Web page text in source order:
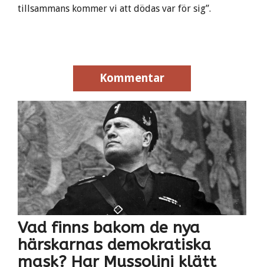
tillsammans kommer vi att dödas var för sig”.
Kommentar
Kommentar
Vad finns bakom de nya
härskarnas demokratiska
mask? Har Mussolini klätt